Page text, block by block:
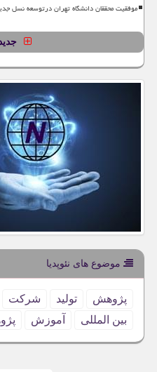
موفقیت محققان دانشگاه تهران درتوسعه نسل
موضوع های نئوپدیا
پژوهش تولید شركت
بین المللی
آموزش